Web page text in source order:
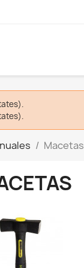
Macetas